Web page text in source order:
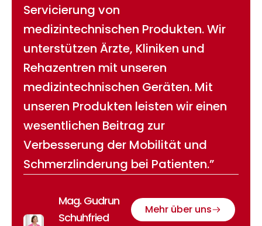
Servicierung von
medizintechnischen Produkten. Wir
unterstützen Ärzte, Kliniken und
Rehazentren mit unseren
medizintechnischen Geräten. Mit
unseren Produkten leisten wir einen
wesentlichen Beitrag zur
Verbesserung der Mobilität und
Schmerzlinderung bei Patienten.”
Mag. Gudrun
Schuhfried
Mehr über uns